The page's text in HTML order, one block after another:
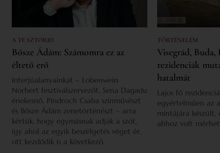
A TE SZTORID
Bősze Ádám: Számomra ez az
éltető erő
Interjúalanyainkat – Lobenwein
Norbert fesztiválszervezőt, Sena Dagadu
énekesnő, Pindroch Csaba színművészt
és Bősze Ádám zenetörténészt – arra
kértük, hogy egymásnak adják a szót,
így ahol az egyik beszélgetés véget ér,
ott kezdődik is a következő.
TÖRTÉNELEM
Visegrád,
rezidenciák
hatalmát
Lajos fő
egyértelműen az
mintájára készült,
ahhoz volt